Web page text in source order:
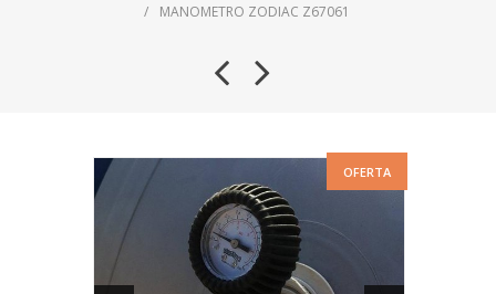
MANOMETRO ZODIAC Z67061
OFERTA